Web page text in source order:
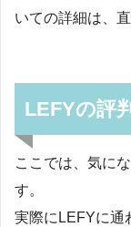
いての詳細は、
LEFYの評
ここでは、気に
す。
実際にLEFYに通